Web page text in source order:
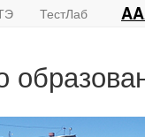
ТестЛаб